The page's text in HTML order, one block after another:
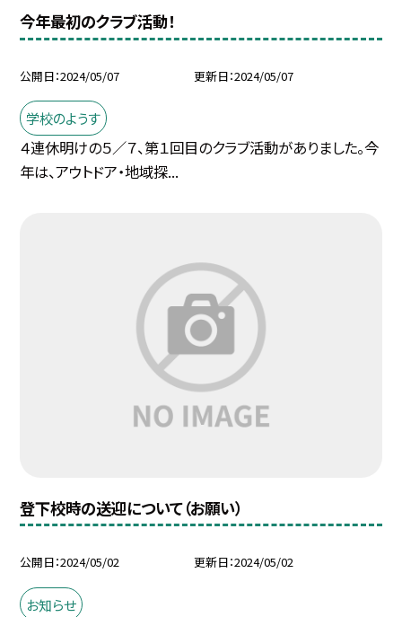
今年最初のクラブ活動！
公開日 2024/05/07 更新日 2024/05/07
学校のようす
４連休明けの５／７、第１回目のクラブ活動がありました。今
年は、アウトドア・地域探...
登下校時の送迎について（お願い）
公開日 2024/05/02 更新日 2024/05/02
お知らせ